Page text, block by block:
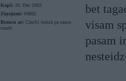
Kopš: 20. Dec 2003
Ziņojumi: 64882
Braucu ar: Cincīti tumsā pa sausu
tuneli
bet
visam
pasam